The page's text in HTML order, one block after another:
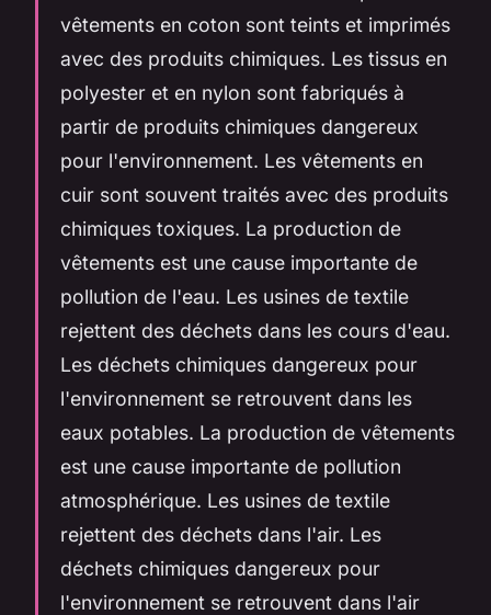
vêtements en coton sont teints et imprimés
avec des produits chimiques. Les tissus en
polyester et en nylon sont fabriqués à
partir de produits chimiques dangereux
pour l'environnement. Les vêtements en
cuir sont souvent traités avec des produits
chimiques toxiques. La production de
vêtements est une cause importante de
pollution de l'eau. Les usines de textile
rejettent des déchets dans les cours d'eau.
Les déchets chimiques dangereux pour
l'environnement se retrouvent dans les
eaux potables. La production de vêtements
est une cause importante de pollution
atmosphérique. Les usines de textile
rejettent des déchets dans l'air. Les
déchets chimiques dangereux pour
l'environnement se retrouvent dans l'air